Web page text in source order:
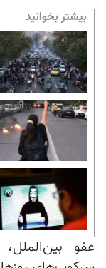
بیشتر بخوانید
عفو